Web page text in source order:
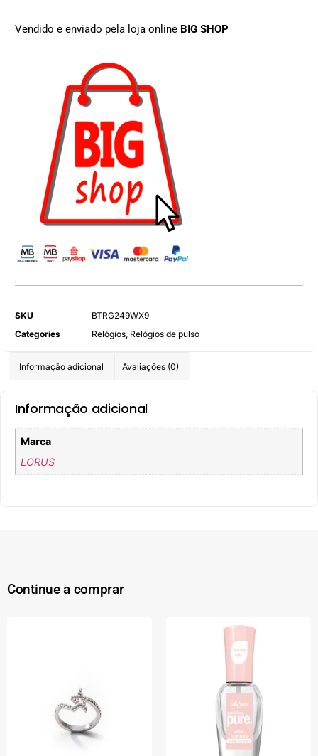
Vendido e enviado pela loja online BIG SHOP
SKU
BTRG249WX9
Categories
Relógios, Relógios de pulso
Informação adicional Avaliações (0)
Informação adicional
Marca
LORUS
Continue a comprar